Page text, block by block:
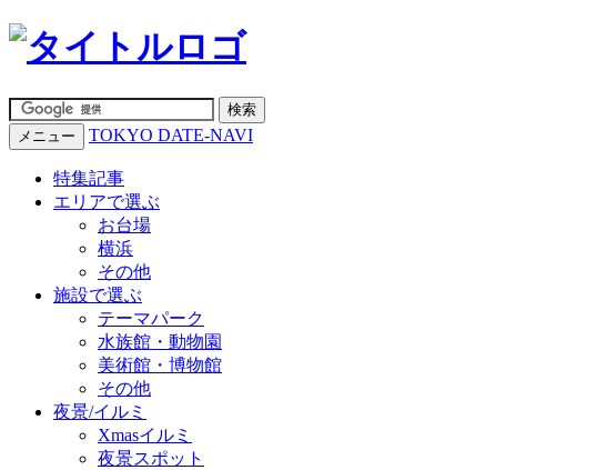
メニュー TOKYO DATE-NAVI
特集記事
エリアで選ぶ
お台場
横浜
その他
施設で選ぶ
テーマパーク
水族館・動物園
美術館・博物館
その他
夜景/イルミ
Xmasイルミ
夜景スポット